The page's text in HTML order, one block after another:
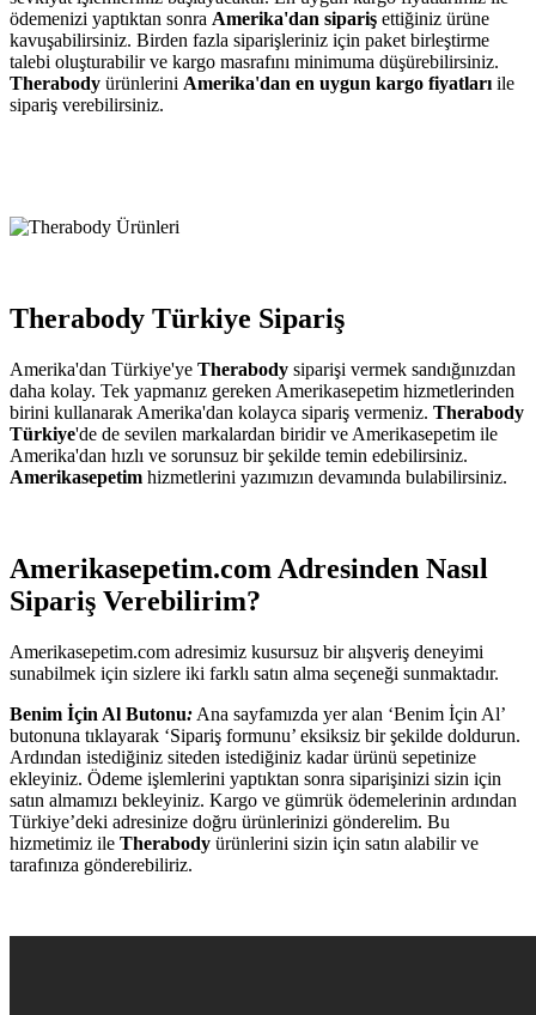
ödemenizi yaptıktan sonra Amerika'dan sipariş ettiğiniz ürüne
kavuşabilirsiniz. Birden fazla siparişleriniz için paket birleştirme
talebi oluşturabilir ve kargo masrafını minimuma düşürebilirsiniz.
Therabody ürünlerini Amerika'dan en uygun kargo fiyatları ile
sipariş verebilirsiniz.
Therabody Türkiye Sipariş
Amerika'dan Türkiye'ye Therabody siparişi vermek sandığınızdan
daha kolay. Tek yapmanız gereken Amerikasepetim hizmetlerinden
birini kullanarak Amerika'dan kolayca sipariş vermeniz. Therabody
Türkiye'de de sevilen markalardan biridir ve Amerikasepetim ile
Amerika'dan hızlı ve sorunsuz bir şekilde temin edebilirsiniz.
Amerikasepetim hizmetlerini yazımızın devamında bulabilirsiniz.
Amerikasepetim.com Adresinden Nasıl
Sipariş Verebilirim?
Amerikasepetim.com adresimiz kusursuz bir alışveriş deneyimi
sunabilmek için sizlere iki farklı satın alma seçeneği sunmaktadır.
Benim İçin Al Butonu: Ana sayfamızda yer alan ‘Benim İçin Al’
butonuna tıklayarak ‘Sipariş formunu’ eksiksiz bir şekilde doldurun.
Ardından istediğiniz siteden istediğiniz kadar ürünü sepetinize
ekleyiniz. Ödeme işlemlerini yaptıktan sonra siparişinizi sizin için
satın almamızı bekleyiniz. Kargo ve gümrük ödemelerinin ardından
Türkiye’deki adresinize doğru ürünlerinizi gönderelim. Bu
hizmetimiz ile Therabody ürünlerini sizin için satın alabilir ve
tarafınıza gönderebiliriz.